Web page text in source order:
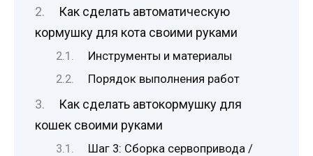
Как сделать автоматическую
кормушку для кота своими руками
Инструменты и материалы
Порядок выполнения работ
Как сделать автокормушку для
кошек своими руками
Шаг 3: Сборка сервопривода /